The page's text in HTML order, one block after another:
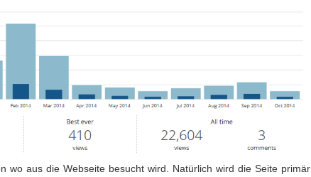
wo aus die Webseite besucht wird. Natürlich wird die Seite primär